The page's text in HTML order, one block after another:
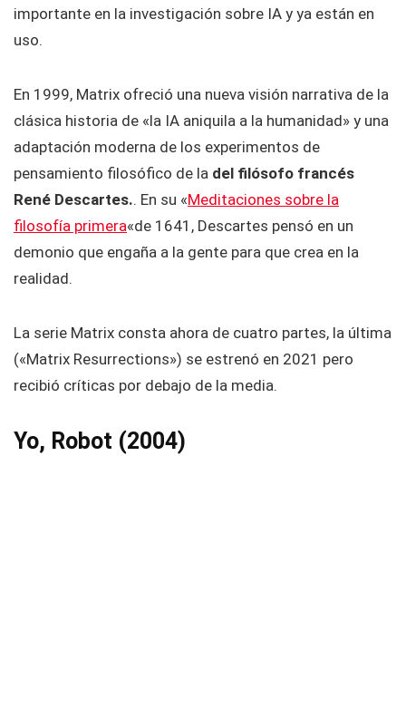
importante en la investigación sobre IA y ya están en
uso.
En 1999, Matrix ofreció una nueva visión narrativa de la
clásica historia de «la IA aniquila a la humanidad» y una
adaptación moderna de los experimentos de
pensamiento filosófico de la del filósofo francés
René Descartes.. En su «Meditaciones sobre la
filosofía primera«de 1641, Descartes pensó en un
demonio que engaña a la gente para que crea en la
realidad.
La serie Matrix consta ahora de cuatro partes, la última
(«Matrix Resurrections») se estrenó en 2021 pero
recibió críticas por debajo de la media.
Yo, Robot (2004)